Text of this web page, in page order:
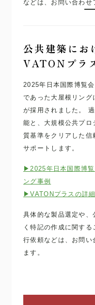
などは、お問い合わせ
公共建築にお
VATONプラ
2025年日本国際博覧
であった大屋根リング
が採用されました。
能と、大規模公共プロ
質基準をクリアした信
サポートします。
▶2025年日本国際博覧
ング事例
▶VATONプラスの詳
具体的な製品選定や
く特記の作成に関す
行依頼などは、お問い
ます。